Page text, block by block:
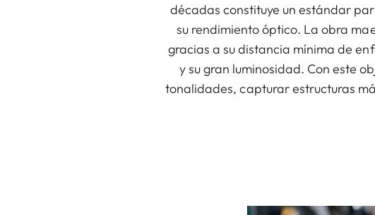
décadas constituye un estándar
su rendimiento óptico. La obra
gracias a su distancia mínima de
y su gran luminosidad. Con este
tonalidades, capturar estructuras